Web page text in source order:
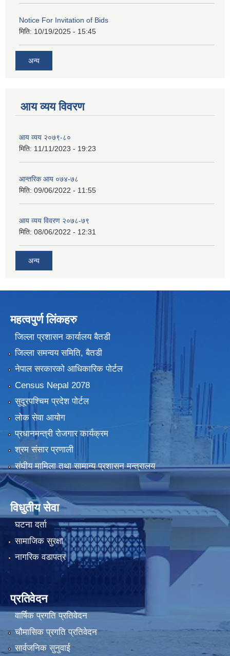
Notice For Invitation of Bids
मिति: 10/19/2025 - 15:45
अन्य
आय व्यय विवरण
आय व्यय २०७९-८०
मिति: 11/11/2023 - 19:23
आन्तरिक आय ०७४-७८
मिति: 09/06/2022 - 11:55
आय व्यय विवरण २०७८-७९
मिति: 08/06/2022 - 12:31
अन्य
महत्वपुर्ण लिंकहरु
जिल्ला प्रशासन कार्यालय बैतडी
जिल्ला समन्वय समिति, बैतडी
नेपाल सरकारको आधिकारिक पोर्टल
Census Nepal 2078
सुदूरपश्चिम प्रदेश पोर्टल
लोक सेवा आयोग
प्रधानमन्त्री रोजगार कार्यक्रम
श्रम संसार प्रणाली
संघीय मामिला तथा सामान्य प्रशासन मन्त्रालय
विधुतीय सेवा
घटना दर्ता
सामाजिक सुरक्षा
नागरिक वडापत्र
प्रतिवेदन
वार्षिक प्रगति प्रतिवेदन
चौमासिक प्रगति प्रतिवेदन
सार्वजनिक सुनुवाई